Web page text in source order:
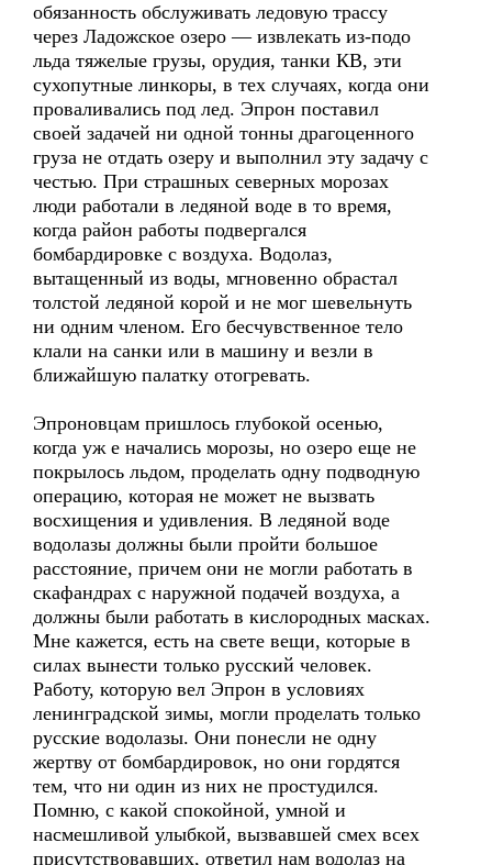
обязанность обслуживать ледовую трассу
через Ладожское озеро — извлекать из-подо
льда тяжелые грузы, орудия, танки КВ, эти
сухопутные линкоры, в тех случаях, когда они
проваливались под лед. Эпрон поставил
своей задачей ни одной тонны драгоценного
груза не отдать озеру и выполнил эту задачу с
честью. При страшных северных морозах
люди работали в ледяной воде в то время,
когда район работы подвергался
бомбардировке с воздуха. Водолаз,
вытащенный из воды, мгновенно обрастал
толстой ледяной корой и не мог шевельнуть
ни одним членом. Его бесчувственное тело
клали на санки или в машину и везли в
ближайшую палатку отогревать.
Эпроновцам пришлось глубокой осенью,
когда уж е начались морозы, но озеро еще не
покрылось льдом, проделать одну подводную
операцию, которая не может не вызвать
восхищения и удивления. В ледяной воде
водолазы должны были пройти большое
расстояние, причем они не могли работать в
скафандрах с наружной подачей воздуха, а
должны были работать в кислородных масках.
Мне кажется, есть на свете вещи, которые в
силах вынести только русский человек.
Работу, которую вел Эпрон в условиях
ленинградской зимы, могли проделать только
русские водолазы. Они понесли не одну
жертву от бомбардировок, но они гордятся
тем, что ни один из них не простудился.
Помню, с какой спокойной, умной и
насмешливой улыбкой, вызвавшей смех всех
присутствовавших, ответил нам водолаз на